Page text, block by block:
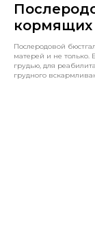
кормящих
Послеродовой
матерей и не только.
грудью, для
грудного